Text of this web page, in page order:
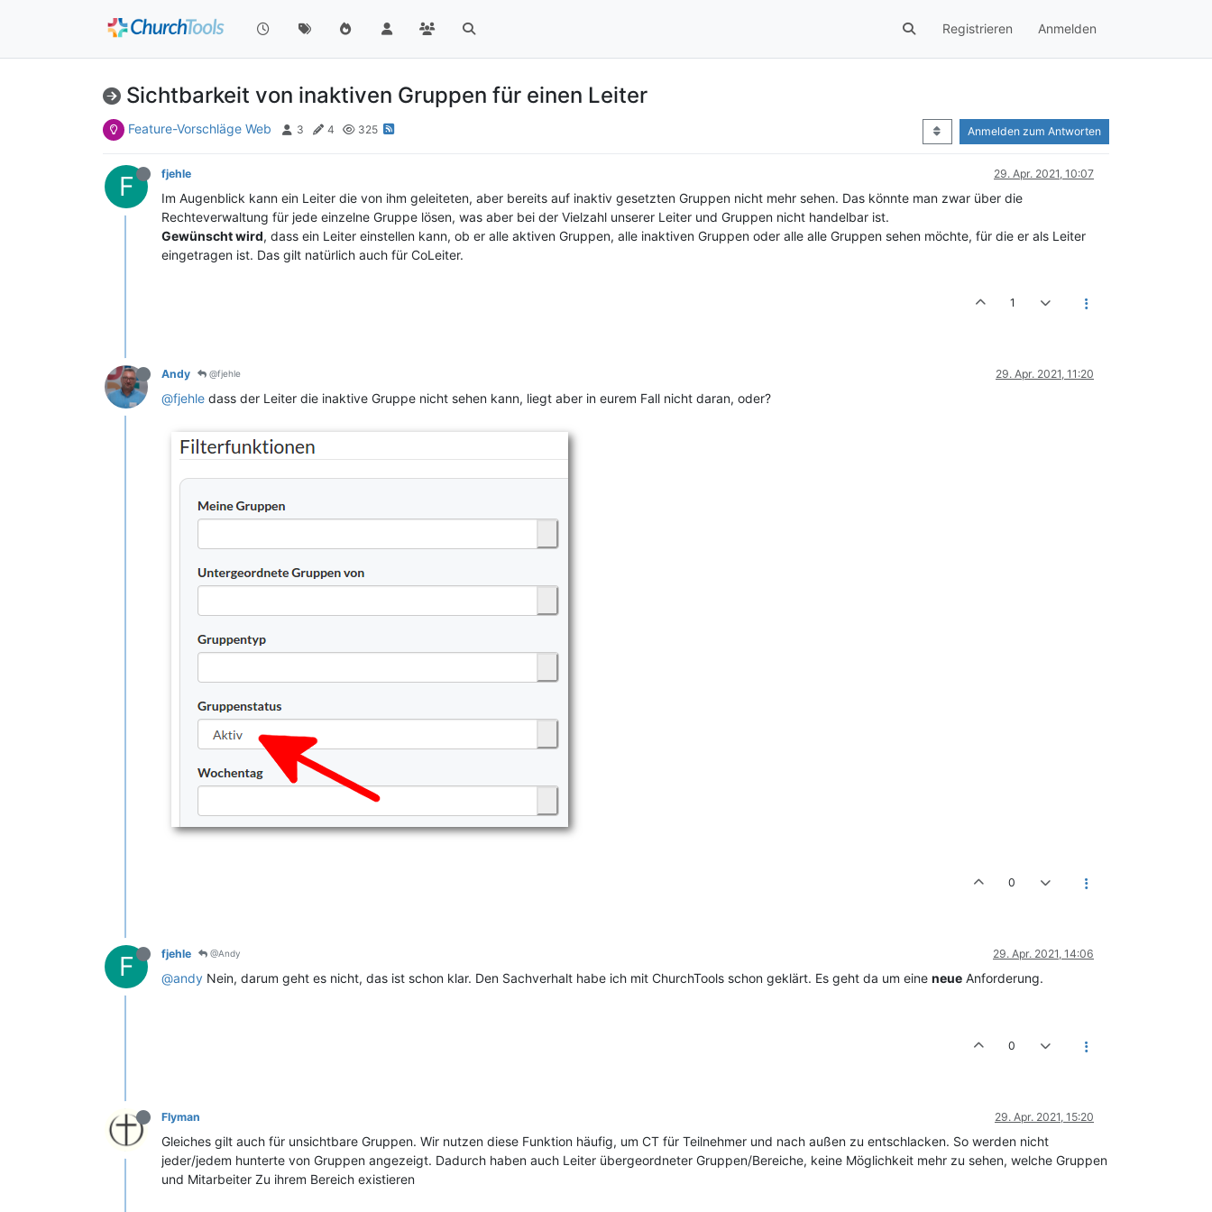
Registrieren Anmelden
Sichtbarkeit von inaktiven Gruppen für einen Leiter
Feature-Vorschläge Web 3 4 325 Anmelden zum Antworten
F fjehle 29. Apr. 2021, 10:07
Im Augenblick kann ein Leiter die von ihm geleiteten, aber bereits auf inaktiv gesetzten Gruppen nicht mehr sehen. Das könnte man zwar über die
Rechteverwaltung für jede einzelne Gruppe lösen, was aber bei der Vielzahl unserer Leiter und Gruppen nicht handelbar ist.
Gewünscht wird, dass ein Leiter einstellen kann, ob er alle aktiven Gruppen, alle inaktiven Gruppen oder alle alle Gruppen sehen möchte, für die er als Leiter
eingetragen ist. Das gilt natürlich auch für CoLeiter.
1
Andy @fjehle 29. Apr. 2021, 11:20
@fjehle dass der Leiter die inaktive Gruppe nicht sehen kann, liegt aber in eurem Fall nicht daran, oder?
0
F fjehle @Andy 29. Apr. 2021, 14:06
@andy Nein, darum geht es nicht, das ist schon klar. Den Sachverhalt habe ich mit ChurchTools schon geklärt. Es geht da um eine neue Anforderung.
0
Flyman 29. Apr. 2021, 15:20
Gleiches gilt auch für unsichtbare Gruppen. Wir nutzen diese Funktion häufig, um CT für Teilnehmer und nach außen zu entschlacken. So werden nicht
jeder/jedem hunterte von Gruppen angezeigt. Dadurch haben auch Leiter übergeordneter Gruppen/Bereiche, keine Möglichkeit mehr zu sehen, welche Gruppen
und Mitarbeiter Zu ihrem Bereich existieren